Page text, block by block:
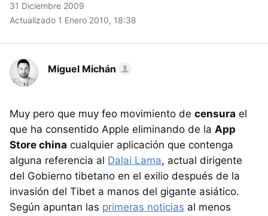
31 Diciembre 2009
Actualizado 1 Enero 2010, 18:38
Miguel Michán
Muy pero que muy feo movimiento de censura el
que ha consentido Apple eliminando de la App
Store china cualquier aplicación que contenga
alguna referencia al Dalai Lama, actual dirigente
del Gobierno tibetano en el exilio después de la
invasión del Tibet a manos del gigante asiático.
Según apuntan las primeras noticias al menos